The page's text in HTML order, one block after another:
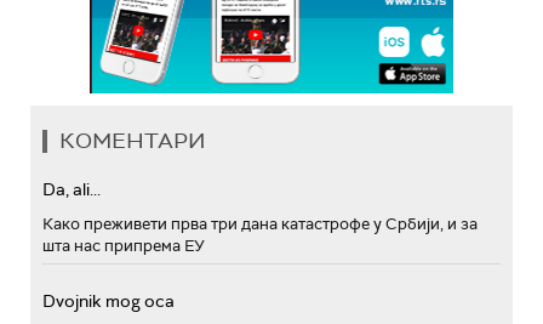
КОМЕНТАРИ
Da, ali...
Како преживети прва три дана катастрофе у Србији, и за
шта нас припрема ЕУ
Dvojnik mog oca